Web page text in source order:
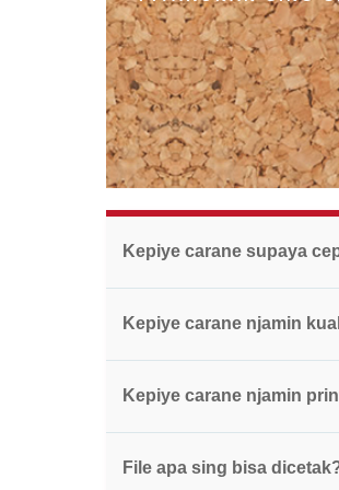
Kepiye carane supaya
Kepiye carane njamin
Kepiye carane njamin
File apa sing bisa